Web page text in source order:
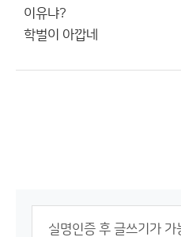
이유냐?
학벌이 아깝네